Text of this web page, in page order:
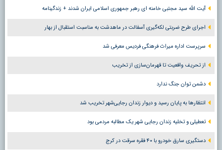
آیت الله سید مجتبی خامنه ای رهبر جمهوری اسلامی ایران شدند + زندگینامه
اجرای طرح ضربتی لکه‌گیری آسفالت در ماهدشت به مناسبت استقبال از بهار
سرپرست اداره میراث فرهنگی فردیس معرفی شد
از تحریف واقعیت تا قهرمان‌سازی از تخریب
دشمن توان جنگ ندارد
انتظارها به پایان رسید و دیوار زندان رجایی‌شهر تخریب شد
تعطیلی و تخلیه زندان رجایی شهر یک مطالبه مردمی بود
دستگیری سارق خودرو با ۴۰ فقره سرقت در کرج